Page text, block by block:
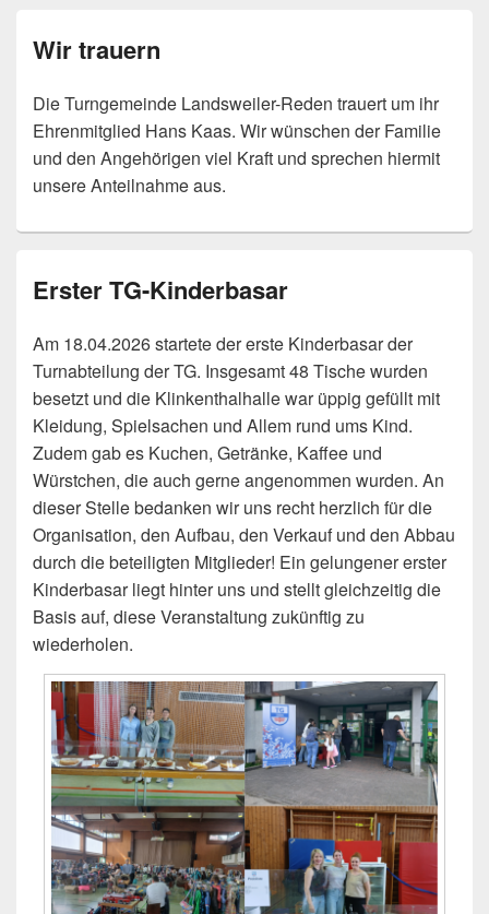
Wir trauern
Die Turngemeinde Landsweiler-Reden trauert um ihr
Ehrenmitglied Hans Kaas. Wir wünschen der Familie
und den Angehörigen viel Kraft und sprechen hiermit
unsere Anteilnahme aus.
Erster TG-Kinderbasar
Am 18.04.2026 startete der erste Kinderbasar der
Turnabteilung der TG. Insgesamt 48 Tische wurden
besetzt und die Klinkenthalhalle war üppig gefüllt mit
Kleidung, Spielsachen und Allem rund ums Kind.
Zudem gab es Kuchen, Getränke, Kaffee und
Würstchen, die auch gerne angenommen wurden. An
dieser Stelle bedanken wir uns recht herzlich für die
Organisation, den Aufbau, den Verkauf und den Abbau
durch die beteiligten Mitglieder! Ein gelungener erster
Kinderbasar liegt hinter uns und stellt gleichzeitig die
Basis auf, diese Veranstaltung zukünftig zu
wiederholen.